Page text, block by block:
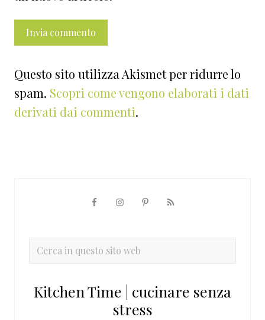
Questo sito utilizza Akismet per ridurre lo
spam. Scopri come vengono elaborati i dati
derivati dai commenti.
primaria
Cerca
sito
Kitchen Time | cucinare senza
stress